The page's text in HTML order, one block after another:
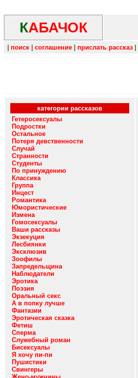
КАБАЧОК
поиск соглашение прислать рассказ
категории рассказов
Гетеросексуалы
Подростки
Остальное
Потеря девственности
Случай
Странности
Студенты
По принуждению
Классика
Группа
Инцест
Романтика
Юмористические
Измена
Гомосексуалы
Ваши рассказы
Экзекуция
Лесбиянки
Эксклюзив
Зоофилы
Запредельщина
Наблюдатели
Эротика
Поэзия
Оральный секс
А в попку лучше
Фантазии
Эротическая сказка
Фетиш
Сперма
Служебный роман
Бисексуалы
Я хочу пи-пи
Пушистики
Свингеры